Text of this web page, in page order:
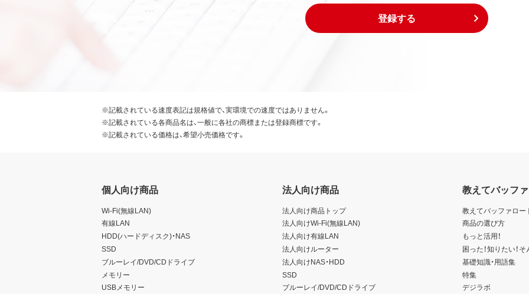
登録する
※記載されている速度表記は規格値で、実環境での速度ではありません。
※記載されている各商品名は、一般に各社の商標または登録商標です。
※記載されている価格は、希望小売価格です。
個人向け商品
Wi-Fi(無線LAN)
有線LAN
HDD(ハードディスク)・NAS
SSD
ブルーレイ/DVD/CDドライブ
メモリー
USBメモリー
法人向け商品
法人向け商品トップ
法人向けWi-Fi(無線LAN)
法人向け有線LAN
法人向けルーター
法人向けNAS・HDD
SSD
ブルーレイ/DVD/CDドライブ
教えてバッフ
教えてバッファロー
商品の選び方
もっと活用！
困った！知りたい！
基礎知識・用語集
特集
デジラボ